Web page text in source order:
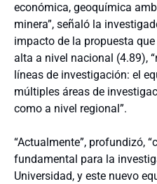
económica, geoquímica
minera”, señaló la
impacto de la propuesta
alta a nivel nacional (4.89),
líneas de investigación: el
múltiples áreas de
como a nivel regional”.
“Actualmente”, profundizó,
fundamental para la
Universidad, y este nuevo